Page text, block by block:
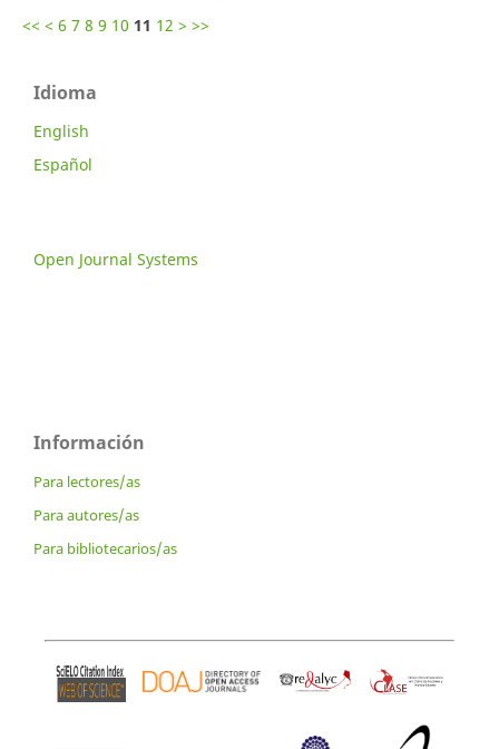
<< < 6 7 8 9 10 11 12 > >>
Idioma
English
Español
Open Journal Systems
Información
Para lectores/as
Para autores/as
Para bibliotecarios/as